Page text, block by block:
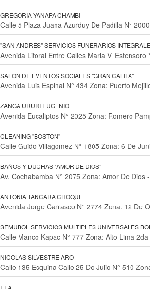
GREGORIA YANAPA CHAMBI
Calle 5 Plaza Juana Azurduy De Padilla N°
"SAN ANDRES" SERVICIOS FUNERARIOS
Avenida Litoral Entre Calles Maria V.
SALON DE EVENTOS SOCIALES "GRAN CALIFA"
Avenida Luis Espinal N° 434 Zona: Puerto
ZANGA URURI EUGENIO
Avenida Eucaliptos N° 2025 Zona: Romero
CLEANING "BOSTON"
Calle Guido Villagomez N° 1805 Zona: 6 De
BAÑOS Y DUCHAS "AMOR DE DIOS"
Av. Cochabamba N° 2075 Zona: Amor De Dios
ANTONIA TANCARA CHOQUE
Avenida Jorge Carrasco N° 2774 Zona: 12 De
SEMUBOL SERVICIOS MULTIPLES UNIVERSALES
Calle Manco Kapac N° 777 Zona: Alto Lima
NICOLAS SILVESTRE ARO
Calle 135 Esquina Calle 25 De Julio N° 510
I.T.A.